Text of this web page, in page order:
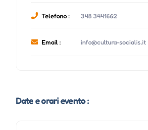
Telefono : 348 3441662
Email : info@cultura-socialis.it
Date e orari evento :